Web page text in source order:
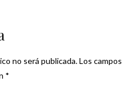
no será publicada.Los campos
*